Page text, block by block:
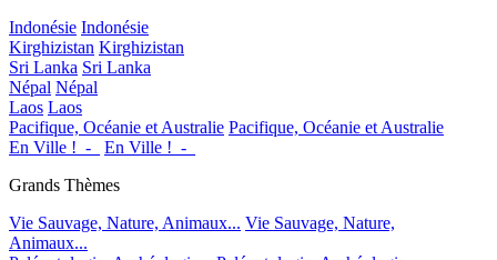
Indonésie Indonésie
Kirghizistan Kirghizistan
Sri Lanka Sri Lanka
Népal Népal
Laos Laos
Pacifique, Océanie et Australie Pacifique, Océanie et Australie
En Ville !_-_
En Ville !_-_
Grands Thèmes
Vie Sauvage, Nature, Animaux... Vie Sauvage, Nature,
Animaux...